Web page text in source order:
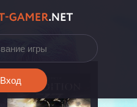
Вход